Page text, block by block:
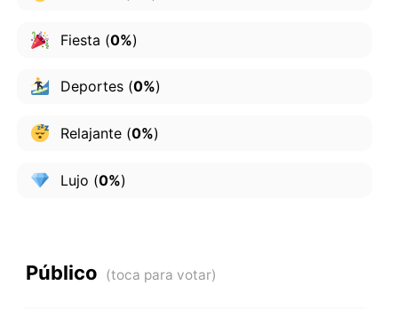
Fiesta (0%)
Deportes(0%)
Relajante(0%)
Lujo (0%)
Público